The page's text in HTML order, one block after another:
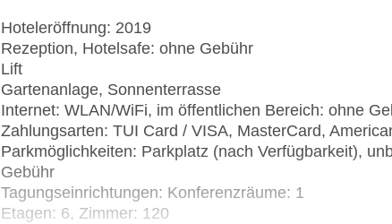
Hoteleröffnung: 2019
Rezeption, Hotelsafe: ohne Gebühr
Lift
Gartenanlage, Sonnenterrasse
Internet: WLAN/WiFi, im öffentlichen Bereich: ohne
Zahlungsarten: TUI Card / VISA, MasterCard,
Parkmöglichkeiten: Parkplatz (nach Verfügbarkeit),
Gebühr
Tagungseinrichtungen: Konferenzräume: 1
Etagen: 6, Zimmer: 120